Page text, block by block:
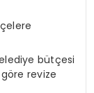
bütçesi
göre revize